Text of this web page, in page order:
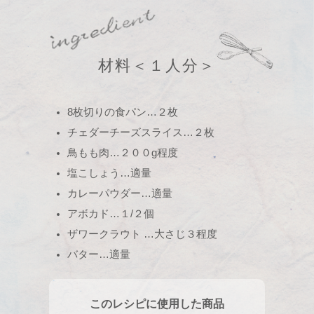
材料 ＜１人分＞
8枚切りの食パン…２枚
チェダーチーズスライス…２枚
鳥もも肉…２００g程度
塩こしょう…適量
カレーパウダー…適量
アボカド…１/２個
ザワークラウト …大さじ３程度
バター…適量
このレシピに使用した商品